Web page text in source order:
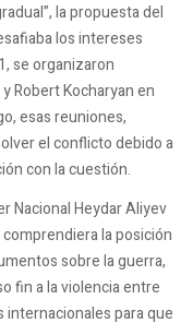
la propuesta del
los intereses
se organizaron
Robert Kocharyan en
esas reuniones,
el conflicto debido a
con la cuestión.
Nacional Heydar Aliyev
la posición
sobre la guerra,
fin a la violencia entre
internacionales para que